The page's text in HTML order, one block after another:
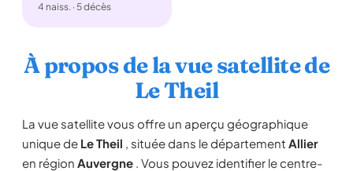
4 naiss. · 5 décès
À propos de la vue satellite de
Le Theil
La vue satellite vous offre un aperçu géographique
unique de Le Theil , située dans le département Allier
en région Auvergne . Vous pouvez identifier le centre-